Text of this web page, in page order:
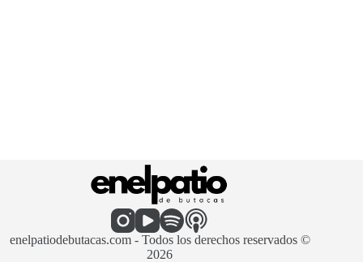
enelpatiodebutacas.com - Todos los derechos reservados ©
2026